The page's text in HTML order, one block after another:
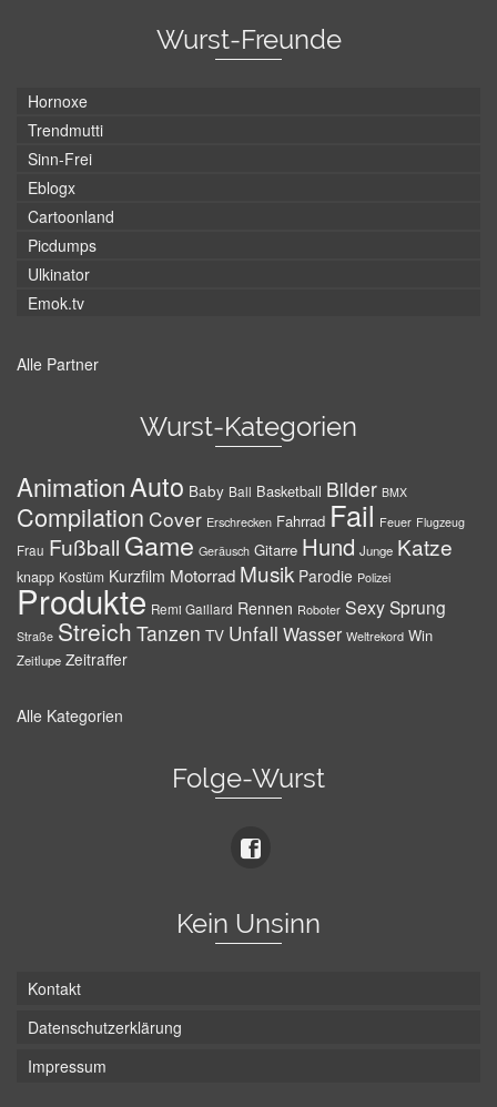
Wurst-Freunde
Hornoxe
Trendmutti
Sinn-Frei
Eblogx
Cartoonland
Picdumps
Ulkinator
Emok.tv
Alle Partner
Wurst-Kategorien
AnimationAuto Baby Ball Basketball Bilder BMX
Compilation Cover Erschrecken Fahrrad Fail Feuer Flugzeug
Frau Fußball Game Geräusch Gitarre Hund Junge Katze
knapp Kostüm Kurzfilm Motorrad Musik Parodie Polizei
Produkte Remi Gaillard Rennen Roboter SexySprung
Straße Streich Tanzen TV Unfall Wasser Weltrekord Win
Zeitlupe Zeitraffer
Alle Kategorien
Folge-Wurst
Kein Unsinn
Kontakt
Datenschutzerklärung
Impressum